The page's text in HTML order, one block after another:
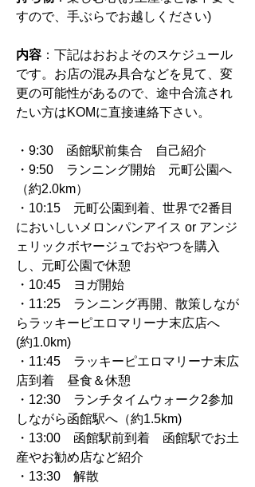
すので、手ぶらでお越しください)
内容 ：下記はおおよそのスケジュール
です。お店の混み具合などを見て、変
更の可能性があるので、途中合流され
たい方はKOMに直接連絡下さい。
・9:30　函館駅前集合　自己紹介
・9:50　ランニング開始　元町公園へ
（約2.0km）
・10:15　元町公園到着、世界で2番目
においしいメロンパンアイス or アンジ
ェリックボヤージュでおやつを購入
し、元町公園で休憩
・10:45　ヨガ開始
・11:25　ランニング再開、散策しなが
らラッキーピエロマリーナ末広店へ
(約1.0km)
・11:45　ラッキーピエロマリーナ末広
店到着　昼食＆休憩
・12:30　ランチタイムウォーク2参加
しながら函館駅へ（約1.5km)
・13:00　函館駅前到着　函館駅でお土
産やお勧め店など紹介
・13:30　解散